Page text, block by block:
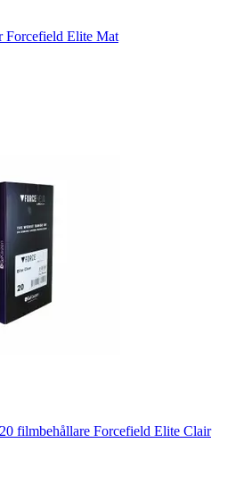
Forcefield Elite Mat
filmbehållare Forcefield Elite Clair